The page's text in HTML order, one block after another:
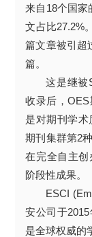
来自18个国家
文占比27.2%
篇文章被引超
篇。
这是继被
收录后，
是对期刊学
期刊集群第2
在完全自主
阶段性成果。
ESCI
安公司于
是全球权威的